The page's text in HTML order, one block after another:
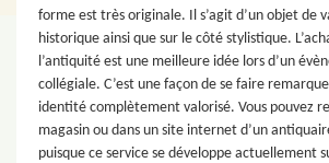
forme est très originale. Il s’agit d’un objet de
historique ainsi que sur le côté stylistique.
l’antiquité est une meilleure idée lors d’un
collégiale. C’est une façon de se faire
identité complètement valorisé. Vous pouvez
magasin ou dans un site internet d’un
puisque ce service se développe actuellement